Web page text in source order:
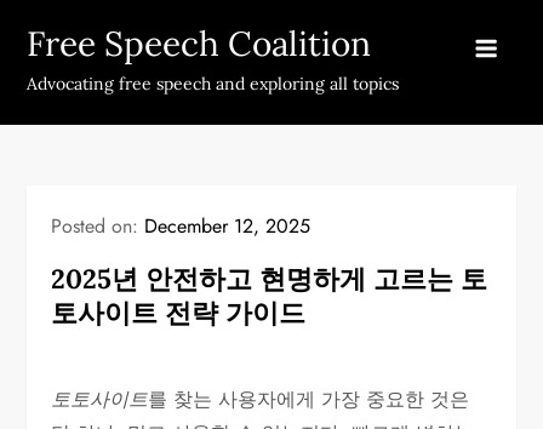
content
Free Speech Coalition
Advocating free speech and exploring all topics
Posted on: December 12, 2025
2025년 안전하고 현명하게 고르는 토
토사이트 전략 가이드
토토사이트를 찾는 사용자에게 가장 중요한 것은